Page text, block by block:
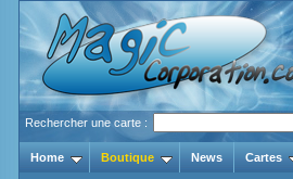
Rechercher une carte :
Home Boutique News Cartes